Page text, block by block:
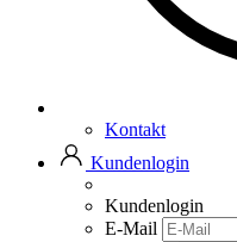
Kontakt
Kundenlogin
Kundenlogin
E-Mail